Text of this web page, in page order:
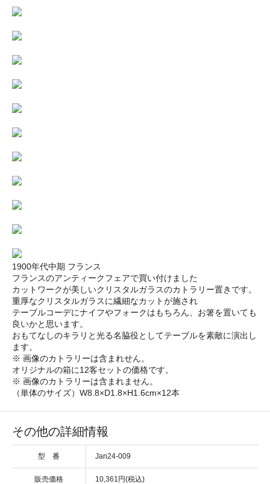
1900年代中期 フランス
フランスのアンティークフェアで買い付けました
カットワークが美しいクリスタルガラスのカトラリー置きです。
重厚なクリスタルガラスに繊細なカットが施され
テーブルコーデにナイフやフォークはもちろん、お箸を置いても
良いかと思います。
おもてなしのキラリと光る名脇役としてテーブルを素敵に演出し
ます。
※ 画像のカトラリーは含まれせん。
オリジナルの箱に12客セットの価格です。
※ 画像のカトラリーは含まれません。
（単体のサイズ）W8.8×D1.8×H1.6cm×12本
その他の詳細情報
型 番 Jan24-009
販売価格 10,361円(税込)